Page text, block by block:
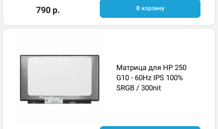
790 р. В корзину
Матрица для HP 250
G10 - 60Hz IPS 100%
SRGB / 300nit